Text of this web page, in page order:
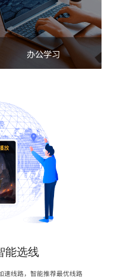
办公学习
能选线
速线路，智能推荐最优线路